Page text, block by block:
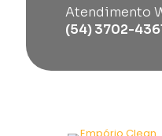
Atendimento
(54) 3702-